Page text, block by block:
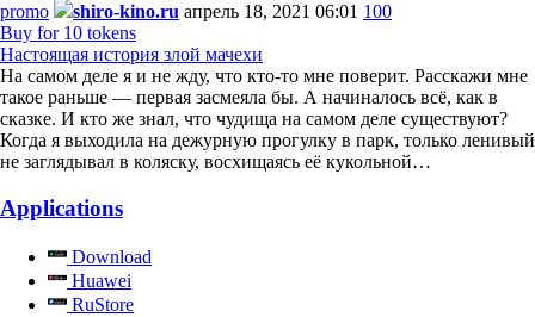
promo shiro-kino.ru апрель 18, 2021 06:01 100
Buy for 10 tokens
Настоящая история злой мачехи
На самом деле я и не жду, что кто-то мне поверит. Расскажи мне
такое раньше — первая засмеяла бы. А начиналось всё, как в
сказке. И кто же знал, что чудища на самом деле существуют?
Когда я выходила на дежурную прогулку в парк, только ленивый
не заглядывал в коляску, восхищаясь её кукольной…
Applications
Download
Huawei
RuStore